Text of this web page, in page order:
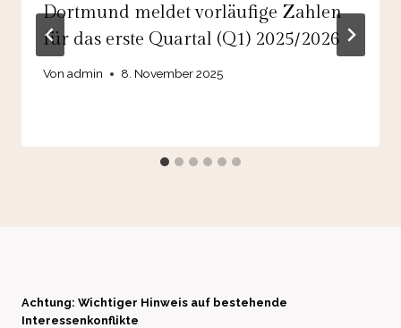
Dortmund meldet vorläufige Zahlen
für das erste Quartal (Q1) 2025/2026
Von admin 8. November 2025
Achtung: Wichtiger Hinweis auf bestehende
Interessenkonflikte